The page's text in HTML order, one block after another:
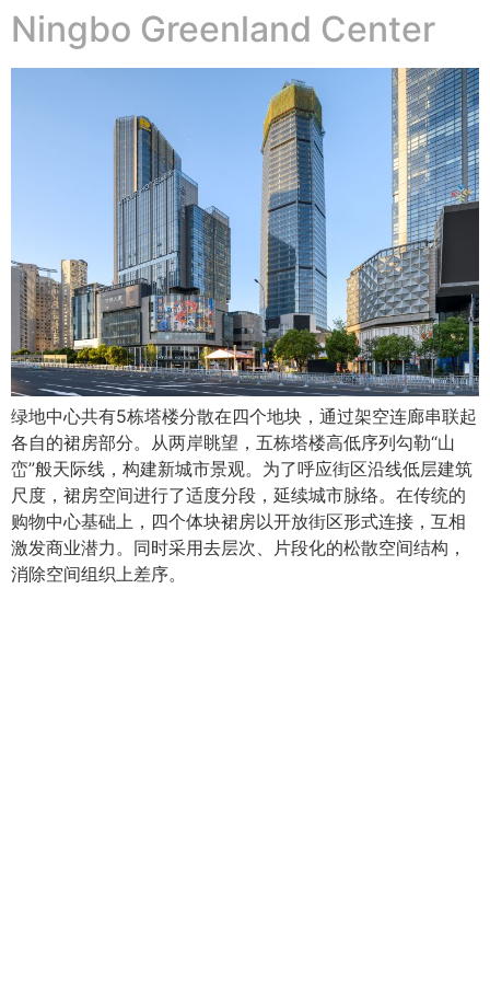
Ningbo Greenland Center
绿地中心共有5栋塔楼分散在四个地块，通过架空连廊串联起
各自的裙房部分。从两岸眺望，五栋塔楼高低序列勾勒“山
峦”般天际线，构建新城市景观。为了呼应街区沿线低层建筑
尺度，裙房空间进行了适度分段，延续城市脉络。在传统的
购物中心基础上，四个体块裙房以开放街区形式连接，互相
激发商业潜力。同时采用去层次、片段化的松散空间结构，
消除空间组织上差序。